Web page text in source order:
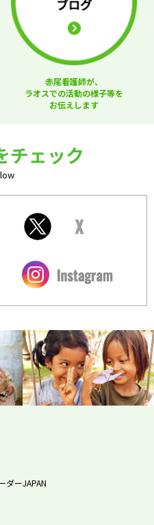
赤尾看護師が、
ラオスでの活動の様子等を
お伝えします
チェック
ダーJAPAN